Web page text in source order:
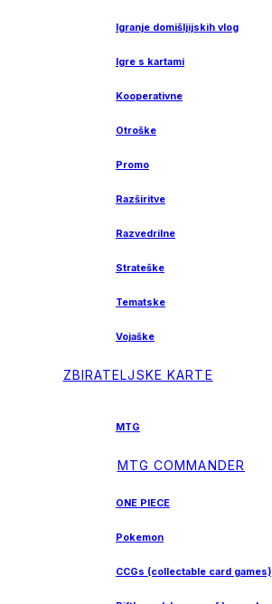
Igranje domišljijskih vlog
Igre s kartami
Kooperativne
Otroške
Promo
Razširitve
Razvedrilne
Strateške
Tematske
Vojaške
ZBIRATELJSKE KARTE
MTG
MTG COMMANDER
ONE PIECE
Pokemon
CCGs (collectable card games)